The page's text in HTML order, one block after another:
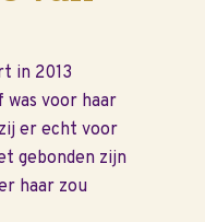
in 2013
voor haar
er echt voor
gebonden zijn
haar zou